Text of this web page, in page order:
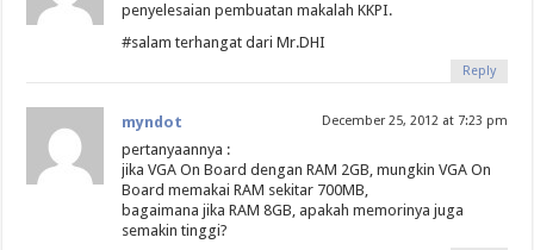
penyelesaian pembuatan makalah KKPI.
#salam terhangat dari Mr.DHI
Reply
myndot December 25, 2012 at 7:23 pm
pertanyaannya :
jika VGA On Board dengan RAM 2GB, mungkin VGA On
Board memakai RAM sekitar 700MB,
bagaimana jika RAM 8GB, apakah memorinya juga
semakin tinggi?